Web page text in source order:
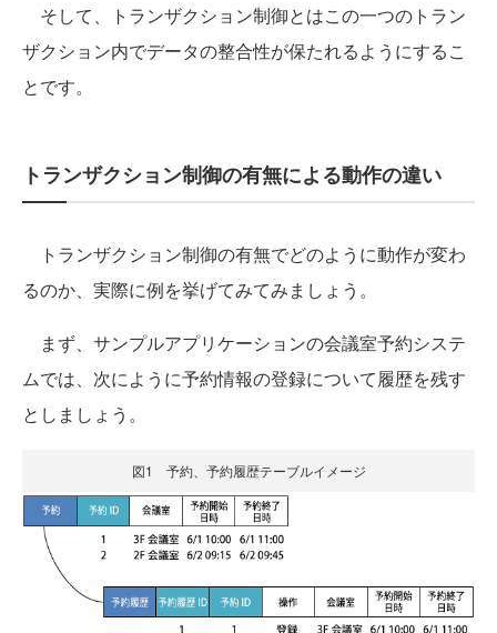
そして、トランザクション制御とはこの一つのトラン
ザクション内でデータの整合性が保たれるようにするこ
とです。
トランザクション制御の有無による動作の違い
トランザクション制御の有無でどのように動作が変わ
るのか、実際に例を挙げてみてみましょう。
まず、サンプルアプリケーションの会議室予約システ
ムでは、次にように予約情報の登録について履歴を残す
としましょう。
図1 予約、予約履歴テーブルイメージ